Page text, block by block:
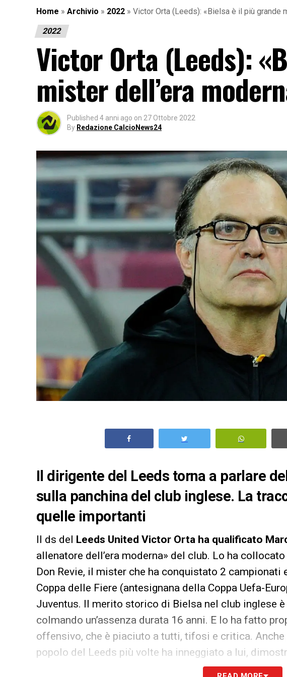
Home » Archivio » 2022 » Victor Orta (Leeds): «Bielsa è il più grande
2022
Victor Orta (Leeds):
mister dell’era
Published 4 anni ago on 27 Ottobre 2022
By Redazione CalcioNews24
Il dirigente del Leeds torna a parlare
sulla panchina del club inglese. La
quelle importanti
Il ds del Leeds United Victor Orta ha qualificato
allenatore dell’era moderna» del club. Lo ha
Don Revie, il mister che ha conquistato 2 campionati
Coppa delle Fiere (antesignana della Coppa Uefa-
Juventus. Il merito storico di Bielsa nel club inglese
colmando un’assenza durata 16 anni. E lo ha fatto
offensivo, che è piaciuto a tutti, tifosi e critica.
popolo del Leeds più volte ha inneggiato a lui,
un affetto immutato. Orta ha dichiarato: «Bielsa ha